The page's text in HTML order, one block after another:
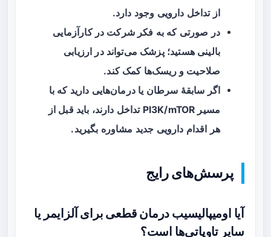
از تداخل دارویی وجود دارد.
در صورتی که به فکر شرکت در کارآزمایی
بالینی هستید؛ پزشک می‌تواند در ارزیابی
صلاحیت و ریسک‌ها کمک کند.
اگر سابقهٔ سرطان یا درمان‌هایی دارید که با
مسیر PI3K/mTOR تداخل دارند، باید قبل از
هر اقدام دارویی جدید مشاوره بگیرید.
پرسش‌های رایج
آیا اومیپالیسیب درمان قطعی برای آلزایمر یا
سایر تاوپاتی‌ها است؟